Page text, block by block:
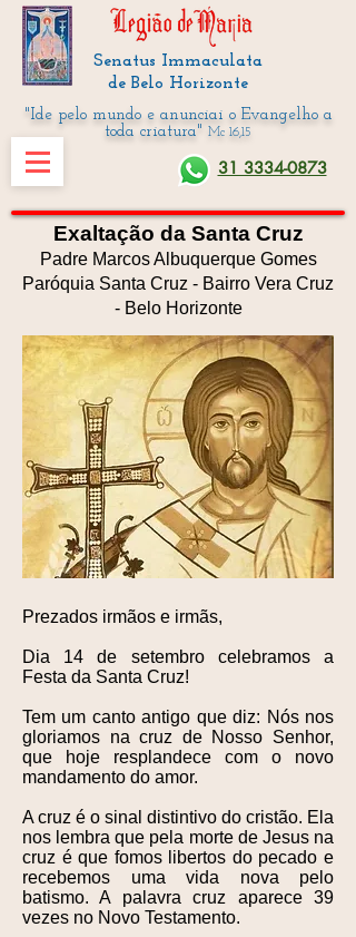
Senatus Immaculata
de Belo Horizonte
"Ide pelo mundo e anunciai o Evangelho a
toda criatura" Mc 16,15
31 3334-0873
Exaltação da Santa Cruz
Padre Marcos Albuquerque Gomes
Paróquia Santa Cruz - Bairro Vera Cruz
- Belo Horizonte
Prezados irmãos e irmãs,
Dia 14 de setembro celebramos a
Festa da Santa Cruz!
Tem um canto antigo que diz: Nós nos
gloriamos na cruz de Nosso Senhor,
que hoje resplandece com o novo
mandamento do amor.
A cruz é o sinal distintivo do cristão. Ela
nos lembra que pela morte de Jesus na
cruz é que fomos libertos do pecado e
recebemos uma vida nova pelo
batismo. A palavra cruz aparece 39
vezes no Novo Testamento.